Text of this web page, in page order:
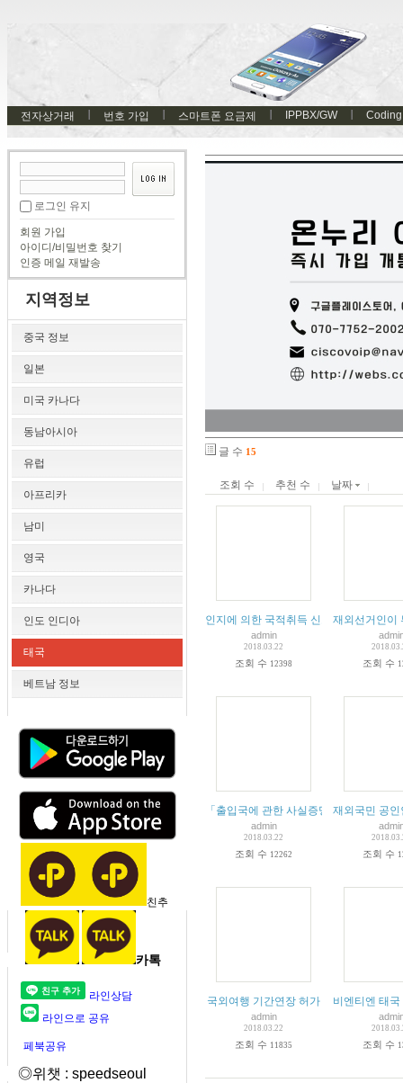
전자상거래 번호 가입 스마트폰 요금제 IPPBX/GW Coding
로그인 유지
회원 가입
아이디/비밀번호 찾기
인증 메일 재발송
지역정보
중국 정보
일본
미국 카나다
동남아시아
유럽
아프리카
남미
영국
카나다
인도 인디아
태국
베트남 정보
친추
카톡
라인상담
라인으로 공유
페북공유
◎위챗 : speedseoul
글 수 15
조회 수 추천 수 날짜
인지에 의한 국적취득 신고 절차 및 구비
admin
2018.03.22
조회 수 12398
재외선거인이
조회 수
「출입국에 관한 사실증명」발급 서비스
admin
2018.03.22
조회 수 12262
재외국민 공
조회 수
국외여행 기간연장 허가
admin
2018.03.22
조회 수 11835
비엔티엔 태
조회 수